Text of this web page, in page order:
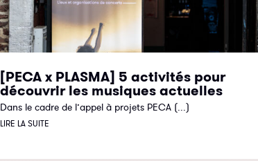
[PECA x PLASMA] 5 activités pour
découvrir les musiques actuelles
Dans le cadre de l’appel à projets PECA (...)
LIRE LA SUITE